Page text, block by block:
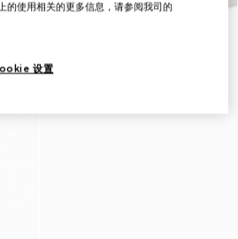
的使用相关的更多信息，请参阅我司的
设置